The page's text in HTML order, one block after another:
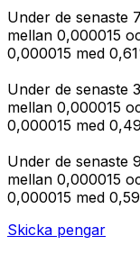
Under de senaste
mellan 0,000015
0,000015 med
Under de senaste
mellan 0,000015
0,000015 med
Under de senaste
mellan 0,000015
0,000015 med
Skicka pengar